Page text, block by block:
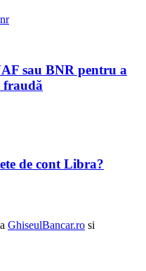
sau BNR pentru a
fraudă
de cont Libra?
GhiseulBancar.ro si